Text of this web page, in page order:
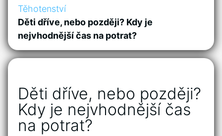
Těhotenství
Děti dříve, nebo později? Kdy je
nejvhodnější čas na potrat?
Děti dříve, nebo později?
Kdy je nejvhodnější čas
na potrat?